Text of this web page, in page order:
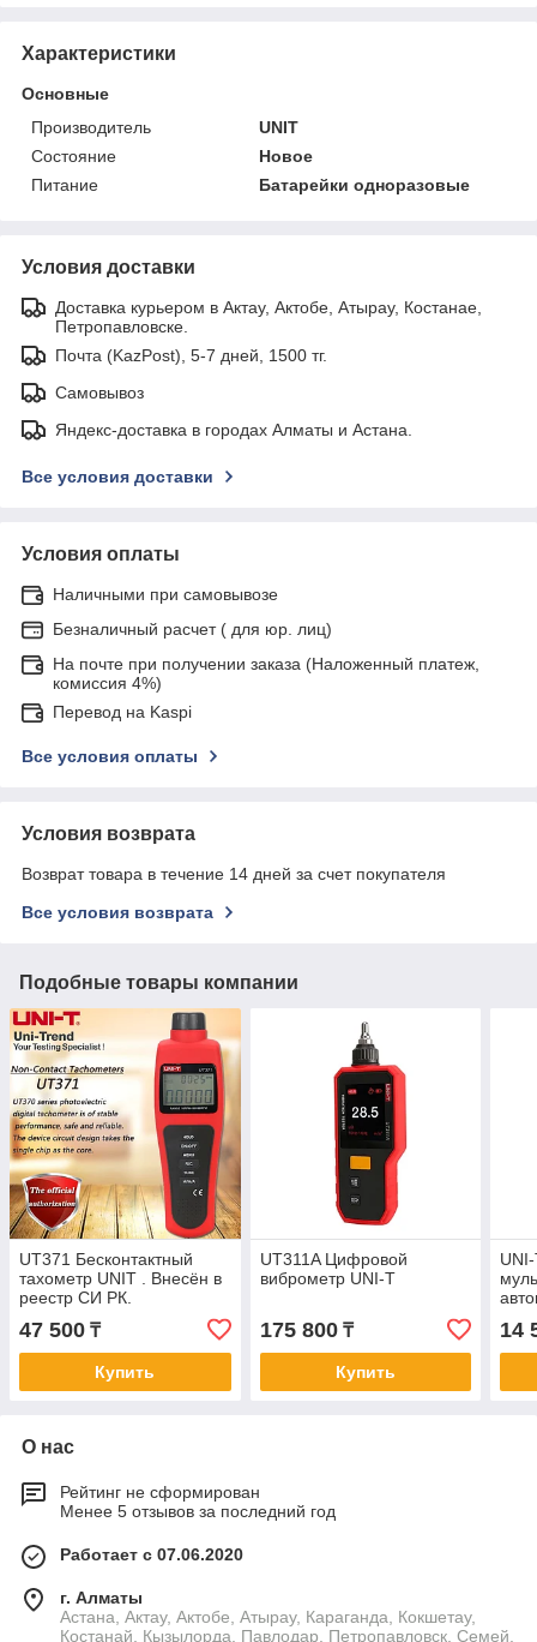
Характеристики
Основные
Производитель
UNIT
Состояние
Новое
Питание
Батарейки одноразовые
Условия доставки
Доставка курьером в Актау, Актобе, Атырау, Костанае,
Петропавловске.
Почта (KazPost), 5-7 дней, 1500 тг.
Самовывоз
Яндекс-доставка в городах Алматы и Астана.
Все условия доставки
Условия оплаты
Наличными при самовывозе
Безналичный расчет ( для юр. лиц)
На почте при получении заказа (Наложенный платеж,
комиссия 4%)
Перевод на Kaspi
Все условия оплаты
Условия возврата
Возврат товара в течение 14 дней за счет покупателя
Все условия возврата
Подобные товары компании
UT371 Бесконтактный
тахометр UNIT . Внесён в
реестр СИ РК.
47 500 ₸
Купить
UT311A Цифровой
виброметр UNI-T
175 800₸
Купить
РК
14
О нас
Рейтинг не сформирован
Менее 5 отзывов за последний год
Работает с 07.06.2020
г. Алматы
Астана, Актау, Актобе, Атырау, Караганда, Кокшетау,
Костанай, Кызылорда, Павлодар, Петропавловск, Семей,